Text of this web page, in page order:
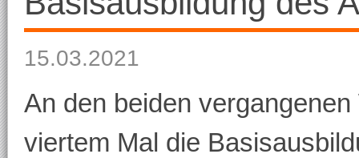
15.03.2021
An den beiden
viertem Mal die